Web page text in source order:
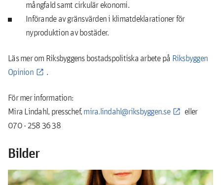
mångfald samt cirkulär ekonomi.
Införande av gränsvärden i klimatdeklarationer för
nyproduktion av bostäder.
Läs mer om Riksbyggens bostadspolitiska arbete på Riksbyggen
Opinion
.
För mer information:
Mira Lindahl, presschef,mira.lindahl@riksbyggen.se
eller
070 - 258 36 38
Bilder